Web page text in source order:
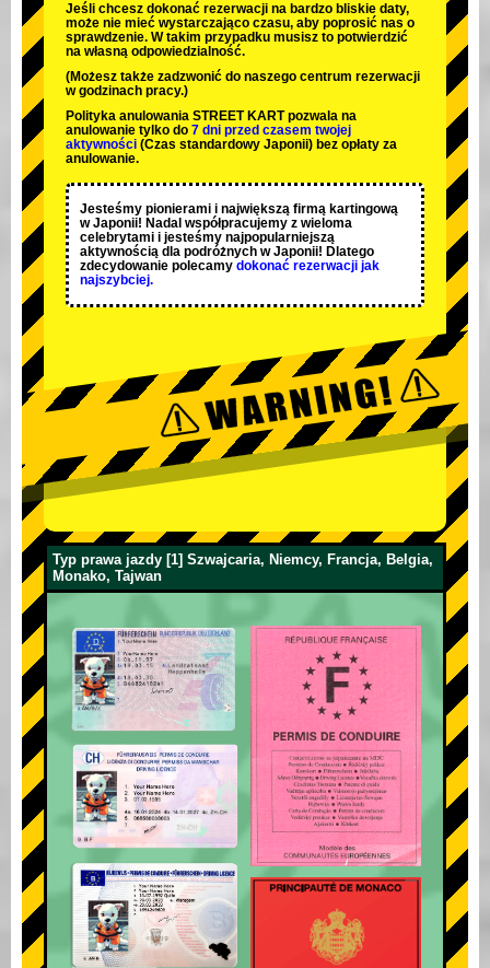
Jeśli chcesz dokonać rezerwacji na bardzo bliskie daty,
może nie mieć wystarczająco czasu, aby poprosić nas o
sprawdzenie. W takim przypadku musisz to potwierdzić
na własną odpowiedzialność.
(Możesz także zadzwonić do naszego centrum rezerwacji
w godzinach pracy.)
Polityka anulowania STREET KART pozwala na
anulowanie tylko do 7 dni przed czasem twojej
aktywności (Czas standardowy Japonii) bez opłaty za
anulowanie.
Jesteśmy pionierami i największą firmą kartingową
w Japonii! Nadal współpracujemy z wieloma
celebrytami i jesteśmy najpopularniejszą
aktywnością dla podróżnych w Japonii! Dlatego
zdecydowanie polecamy dokonać rezerwacji jak
najszybciej.
Typ prawa jazdy [1] Szwajcaria, Niemcy, Francja, Belgia,
Monako, Tajwan